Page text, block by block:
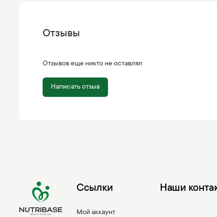
Отзывы
Отзывов еще никто не оставлял
Написать отзыв
Ссылки
Мой аккаунт
Наши